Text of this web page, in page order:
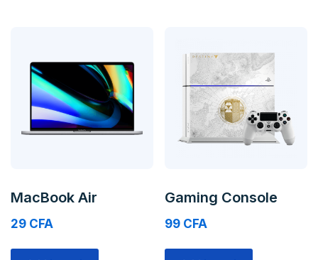
MacBook Air
29 CFA
Gaming Console
99 CFA